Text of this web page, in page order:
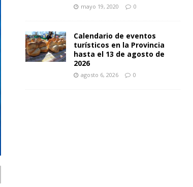
mayo 19, 2020 0
Calendario de eventos
turísticos en la Provincia
hasta el 13 de agosto de
2026
agosto 6, 2026 0